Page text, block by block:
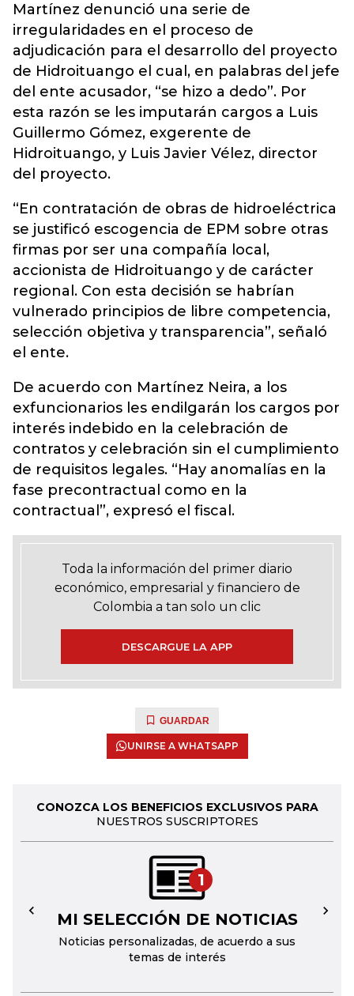
Martínez denunció una serie de
irregularidades en el proceso de
adjudicación para el desarrollo del proyecto
de Hidroituango el cual, en palabras del jefe
del ente acusador, “se hizo a dedo”. Por
esta razón se les imputarán cargos a Luis
Guillermo Gómez, exgerente de
Hidroituango, y Luis Javier Vélez, director
del proyecto.
“En contratación de obras de hidroeléctrica
se justificó escogencia de EPM sobre otras
firmas por ser una compañía local,
accionista de Hidroituango y de carácter
regional. Con esta decisión se habrían
vulnerado principios de libre competencia,
selección objetiva y transparencia”, señaló
el ente.
De acuerdo con Martínez Neira, a los
exfuncionarios les endilgarán los cargos por
interés indebido en la celebración de
contratos y celebración sin el cumplimiento
de requisitos legales. “Hay anomalías en la
fase precontractual como en la
contractual”, expresó el fiscal.
Toda la información del primer diario
económico, empresarial y financiero de
Colombia a tan solo un clic
DESCARGUE LA APP
GUARDAR
UNIRSE A WHATSAPP
CONOZCA LOS BENEFICIOS EXCLUSIVOS PARA
NUESTROS SUSCRIPTORES
1
MI SELECCIÓN DE NOTICIAS
Noticias personalizadas, de acuerdo a sus
temas de interés
← →